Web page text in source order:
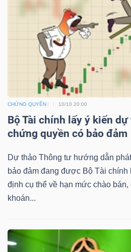
CHỨNG QUYỀN 10/10 20:00
Bộ Tài chính lấy ý kiến
chứng quyền có bảo đảm
Dự thảo Thông tư hướng dẫn
bảo đảm đang được Bộ Tài
định cụ thể về hạn mức chào
khoán...
NGUYÊN
CÔNG
NGHIỆP
TIÊU
KHÔNG